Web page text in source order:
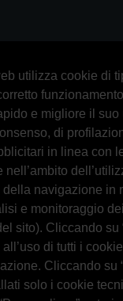
utilizza cookie di
e migliore il suo
di
in linea con
nell’ambito
navigazione in
e monitoraggio
sito). Cliccando su
di tutti i
Cliccando su
solo i cookie
0697245678